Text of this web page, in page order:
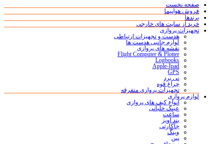
صفحه نخست
فروش هواپیما
برندها
خرید از سایت های خارجی
تجهیزات پروازی
هدست و تجهیزات ارتباطی
لوازم جانبی هدست ها
نقشه های پروازی
Flight Computer & Plotter
Logbooks
Apple-Ipad
GPS
نی برد
چراغ قوه
تجهیزات پروازی متفرقه
لوازم پروازی
انواع کیف های پروازی
عینک خلبانی
ساعت
بند آویز
جاکارتی
وینگ
پین